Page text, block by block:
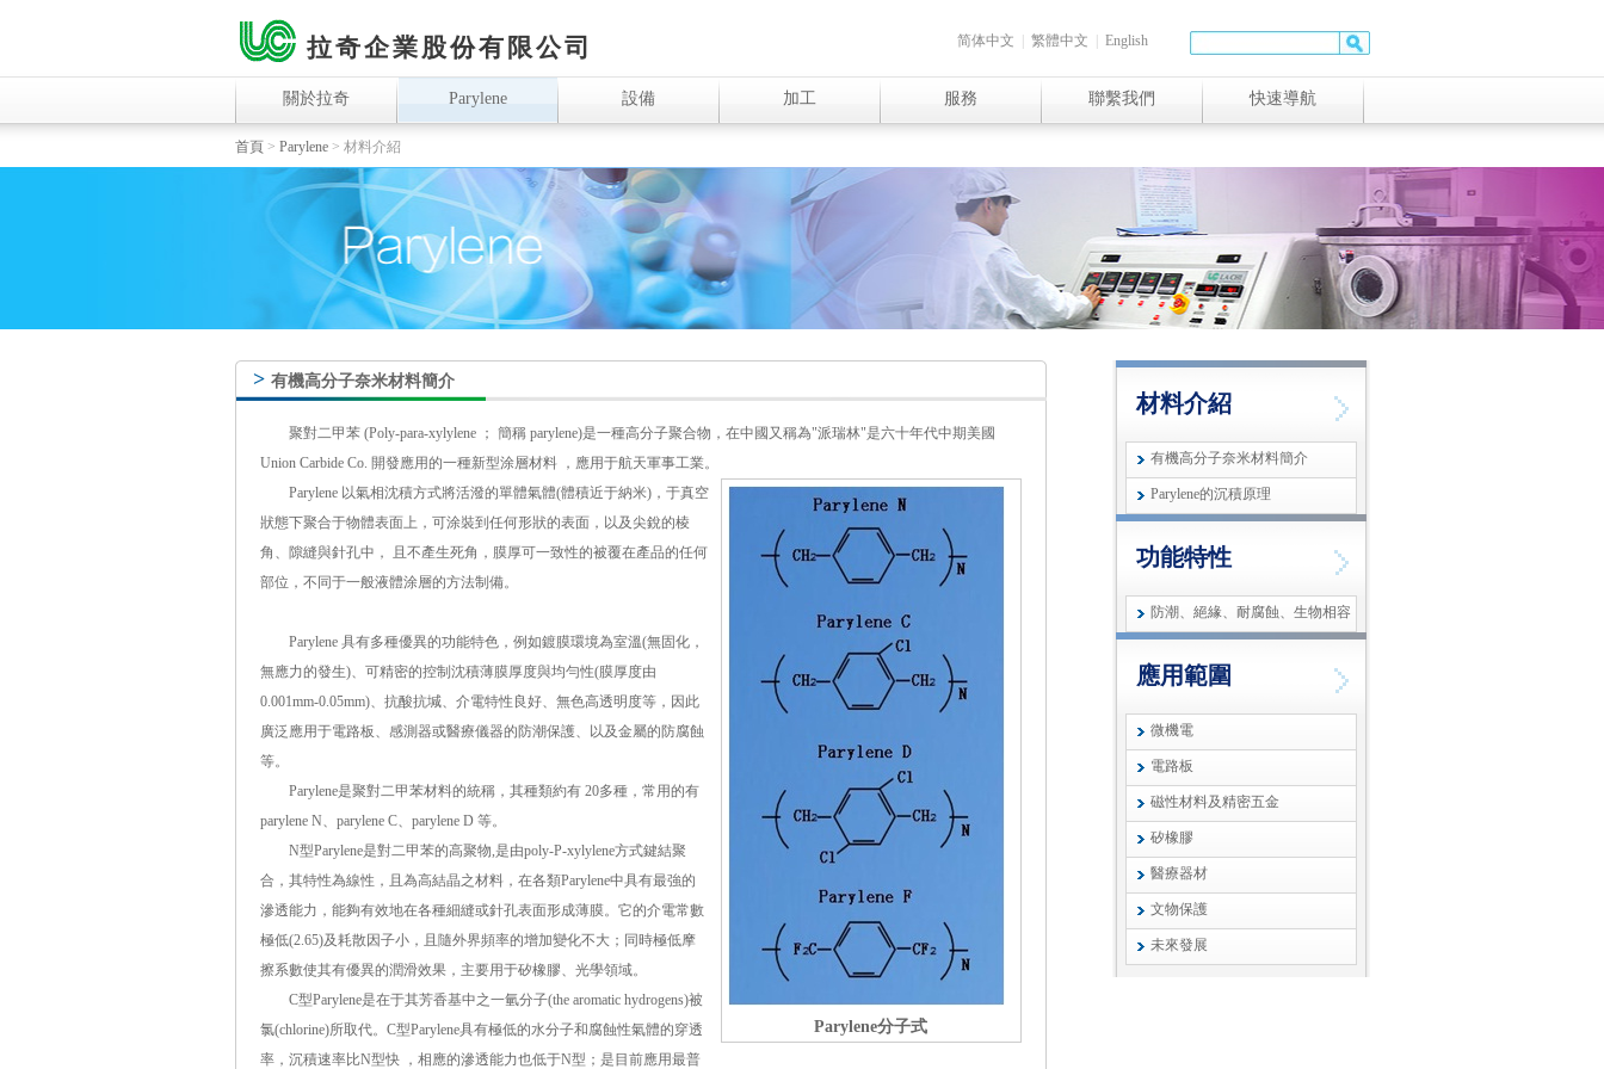
拉奇企業股份有限公司 简体中文 繁體中文 English
關於拉奇 Parylene 設備 加工 服務 聯繫我們 快速導航
首頁 > Parylene > 材料介紹
> 有機高分子奈米材料簡介
聚對二甲苯 (Poly-para-xylylene ； 簡稱 parylene)是一種高分子聚合物，在中國又稱為"派瑞林"是六十年代中期美國
Union Carbide Co. 開發應用的一種新型涂層材料 ，應用于航天軍事工業。
Parylene分子式
Parylene 以氣相沈積方式將活潑的單體氣體(體積近于納米)，于真空
狀態下聚合于物體表面上，可涂裝到任何形狀的表面，以及尖銳的棱
角、隙縫與針孔中， 且不產生死角，膜厚可一致性的被覆在產品的任何
部位，不同于一般液體涂層的方法制備。
Parylene 具有多種優異的功能特色，例如鍍膜環境為室溫(無固化，
無應力的發生)、可精密的控制沈積薄膜厚度與均勻性(膜厚度由
0.001mm-0.05mm)、抗酸抗堿、介電特性良好、無色高透明度等，因此
廣泛應用于電路板、感測器或醫療儀器的防潮保護、以及金屬的防腐蝕
等。
Parylene是聚對二甲苯材料的統稱，其種類約有 20多種，常用的有
parylene N、parylene C、parylene D 等。
N型Parylene是對二甲苯的高聚物,是由poly-P-xylylene方式鍵結聚
合，其特性為線性，且為高結晶之材料，在各類Parylene中具有最強的
滲透能力，能夠有效地在各種細縫或針孔表面形成薄膜。它的介電常數
極低(2.65)及耗散因子小，且隨外界頻率的增加變化不大；同時極低摩
擦系數使其有優異的潤滑效果，主要用于矽橡膠、光學領域。
C型Parylene是在于其芳香基中之一氫分子(the aromatic hydrogens)被
氯(chlorine)所取代。C型Parylene具有極低的水分子和腐蝕性氣體的穿透
率，沉積速率比N型快 ，相應的滲透能力也低于N型；是目前應用最普
材料介紹
有機高分子奈米材料簡介
Parylene的沉積原理
功能特性
防潮、絕緣、耐腐蝕、生物相容
應用範圍
微機電
電路板
磁性材料及精密五金
矽橡膠
醫療器材
文物保護
未來發展